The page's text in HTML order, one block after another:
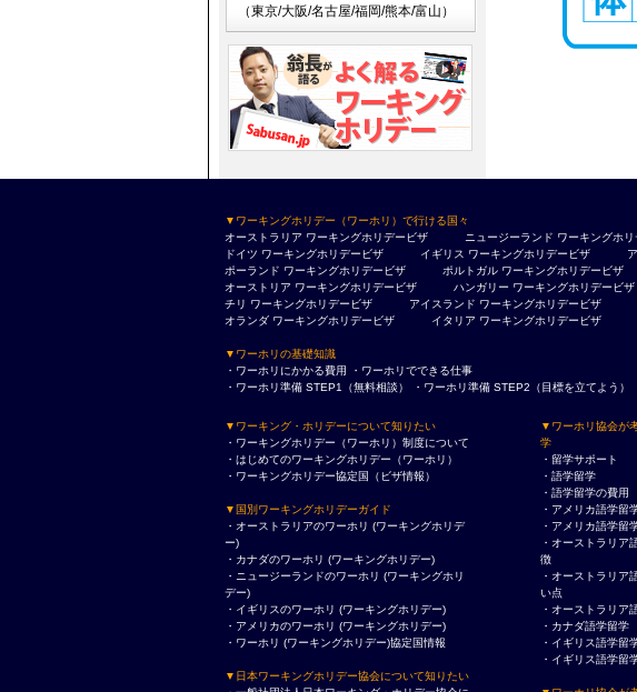
（東京/大阪/名古屋/福岡/熊本/富山）
▼ワーキングホリデー（ワーホリ）で行ける国々
オーストラリア ワーキングホリデービザ ニュージーランド ワーキングホ
ドイツ ワーキングホリデービザ イギリス ワーキングホリデービザ
ポーランド ワーキングホリデービザ ポルトガル ワーキングホリデービザ
オーストリア ワーキングホリデービザ ハンガリー ワーキングホリデービザ
チリ ワーキングホリデービザ アイスランド ワーキングホリデービザ
オランダ ワーキングホリデービザ イタリア ワーキングホリデービザ
▼ワーホリの基礎知識
・ワーホリにかかる費用
・ワーホリでできる仕事
・ワーホリ準備 STEP1（無料相談）
・ワーホリ準備 STEP2（目標を立てよう）
▼ワーキング・ホリデーについて知りたい
・ワーキングホリデー（ワーホリ）制度について
・はじめてのワーキングホリデー（ワーホリ）
・ワーキングホリデー協定国（ビザ情報）
▼国別ワーキングホリデーガイド
・オーストラリアのワーホリ (ワーキングホリデ
ー)
・カナダのワーホリ (ワーキングホリデー)
・ニュージーランドのワーホリ (ワーキングホリ
デー)
・イギリスのワーホリ (ワーキングホリデー)
・アメリカのワーホリ (ワーキングホリデー)
・ワーホリ (ワーキングホリデー)協定国情報
▼日本ワーキングホリデー協会について知りたい
▼ワーホリ協会が
学
・留学サポート
・語学留学
・語学留学の費用
・アメリカ語学留
・アメリカ語学留
・オーストラリア
徴
・オーストラリア
い点
・オーストラリア
・カナダ語学留学
・イギリス語学留
・イギリス語学留